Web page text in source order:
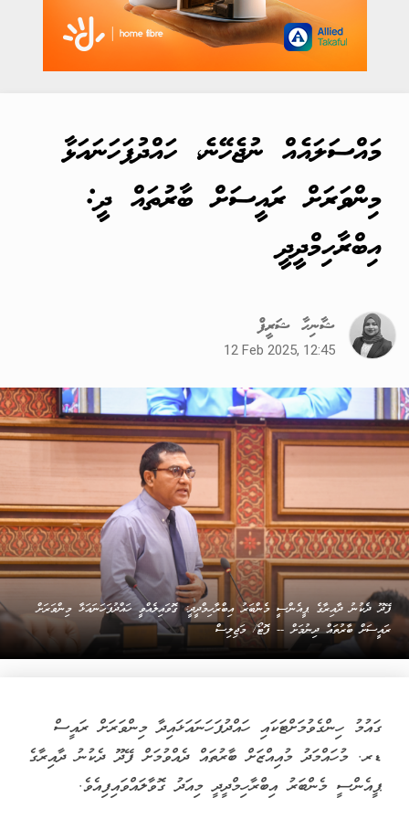
މައްސަލައެއް ނުޖެހޭނެ، ހައްދުފަހަނައަޅާ
މިންވަރަށް ރައީސަށް ބާރުތައް ދީ:
އިބްރާހިމްދީދީ
ޝާނިހާ ޝަރީފް
12 Feb 2025, 12:45
ފޭދޫ ދެކުނު ދާއިރާގެ ޕީއެންސީ މެންބަރު އިބްރާހިމްދީދީ: ގޮވައިލެއްވީ ހައްދުފަހަނައަޅާ މިންވަރަށް
ރައީސަށް ބާރުތައް ދިނުމަށް -- ފޮޓޯ/ މަޖިލިސް
ގައުމު ހިންގެވުމަށްޓަކައި ހައްދުފަހަނައަޅައިދާ މިންވަރަށް ރައީސް
ޑރ. މުހައްމަދު މުއިއްޒަށް ބާރުތައް ދެއްވުމަށް ފޭދޫ ދެކުނު ދާއިރާގެ
ޕީއެންސީ މެންބަރު އިބްރާހިމްދީދީ މިއަދު ގޮވާލައްވައިފިއެވެ.